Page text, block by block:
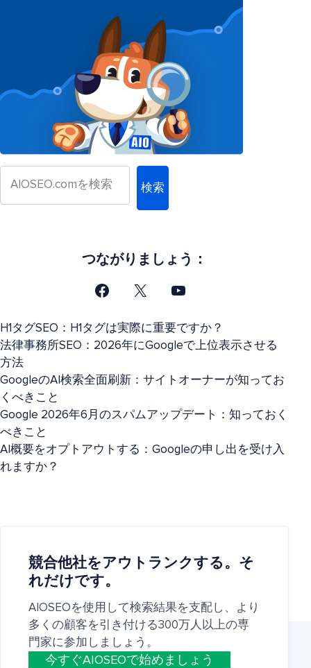
検索
つながりましょう：
H1タグSEO：H1タグは実際に重要ですか？
法律事務所SEO：2026年にGoogleで上位表示させる
方法
GoogleのAI検索全面刷新：サイトオーナーが知ってお
くべきこと
Google 2026年6月のスパムアップデート：知っておく
べきこと
AI概要をオプトアウトする：Googleの申し出を受け入
れますか？
競合他社をアウトランクする。そ
れだけです。
AIOSEOを使用して検索結果を支配し、より
多くの顧客を引き付ける300万人以上の専
門家に参加しましょう。
今すぐAIOSEOで始めましょう